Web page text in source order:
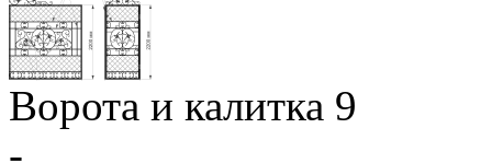
Ворота и калитка 9